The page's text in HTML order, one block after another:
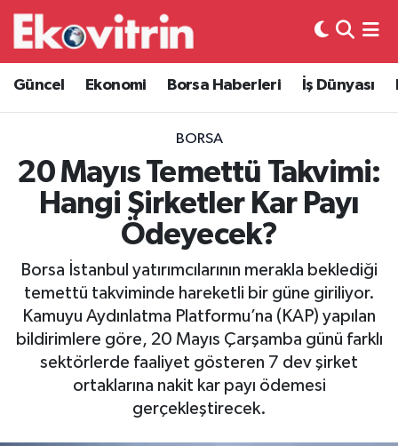
Güncel Ekonomi Borsa Haberleri İş Dünyası
BORSA
20 Mayıs Temettü Takvimi:
Hangi Şirketler Kar Payı
Ödeyecek?
Borsa İstanbul yatırımcılarının merakla beklediği
temettü takviminde hareketli bir güne giriliyor.
Kamuyu Aydınlatma Platformu’na (KAP) yapılan
bildirimlere göre, 20 Mayıs Çarşamba günü farklı
sektörlerde faaliyet gösteren 7 dev şirket
ortaklarına nakit kar payı ödemesi
gerçekleştirecek.
Güncel
Ekonomi
Borsa Haberleri
İş Dünyası
Otovitrin
Asayiş
Magazin
Hava Durumu
Trafik Durumu
Süper Lig Puan Durumu ve Fikstür
Tüm Manşetler
Son Dakika Haberleri
Haber Arşivi